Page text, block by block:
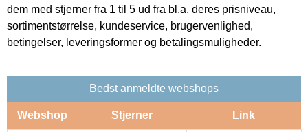
dem med stjerner fra 1 til 5 ud fra bl.a. deres prisniveau,
sortimentstørrelse, kundeservice, brugervenlighed,
betingelser, leveringsformer og betalingsmuligheder.
Bedst anmeldte webshops
Webshop Stjerner Link